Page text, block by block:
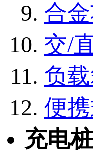
合
交/
负
便
充电